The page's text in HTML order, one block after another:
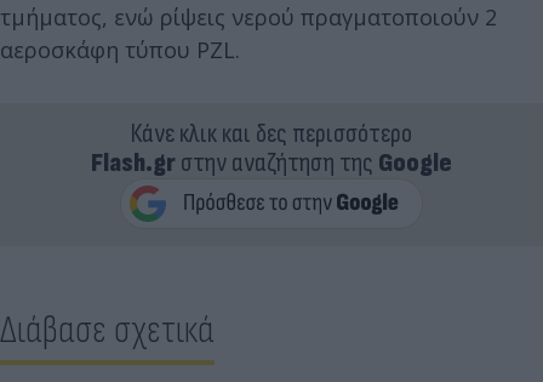
τμήματος, ενώ ρίψεις νερού πραγματοποιούν 2
αεροσκάφη τύπου PZL.
Κάνε κλικ και δες περισσότερο
Flash.grστην αναζήτηση της Google
Διάβασε σχετικά